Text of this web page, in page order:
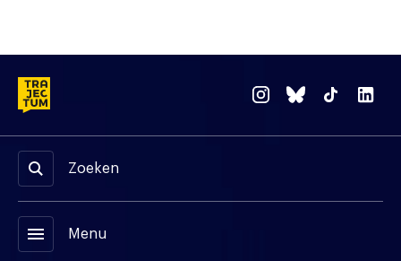
Zoeken
menu Menu